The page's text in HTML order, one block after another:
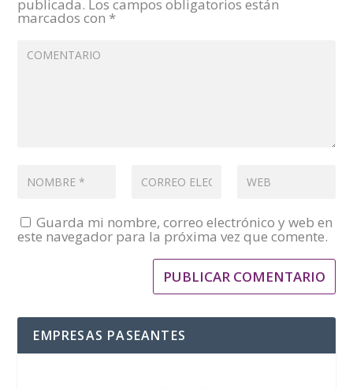
publicada. Los campos obligatorios están
marcados con *
Guarda mi nombre, correo electrónico y web en
este navegador para la próxima vez que comente.
EMPRESAS PASEANTES